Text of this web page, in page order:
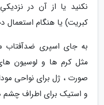
نکنید یا از آن در
کبریت) یا هنگام استعمال
به جای اسپری ضدآفتاب
مثل کرم ها و لوسیون
صورت ، ژل برای نواحی
و استیک برای اطراف چشم